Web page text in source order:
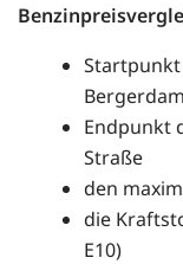
Startpunkt
Endpunkt
Straße
den
die
E10)